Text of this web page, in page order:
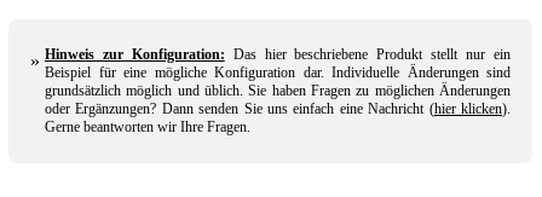
» Hinweis zur Konfiguration: Das hier beschriebene Produkt stellt nur ein
Beispiel für eine mögliche Konfiguration dar. Individuelle Änderungen sind
grundsätzlich möglich und üblich. Sie haben Fragen zu möglichen Änderungen
oder Ergänzungen? Dann senden Sie uns einfach eine Nachricht(hier klicken).
Gerne beantworten wir Ihre Fragen.